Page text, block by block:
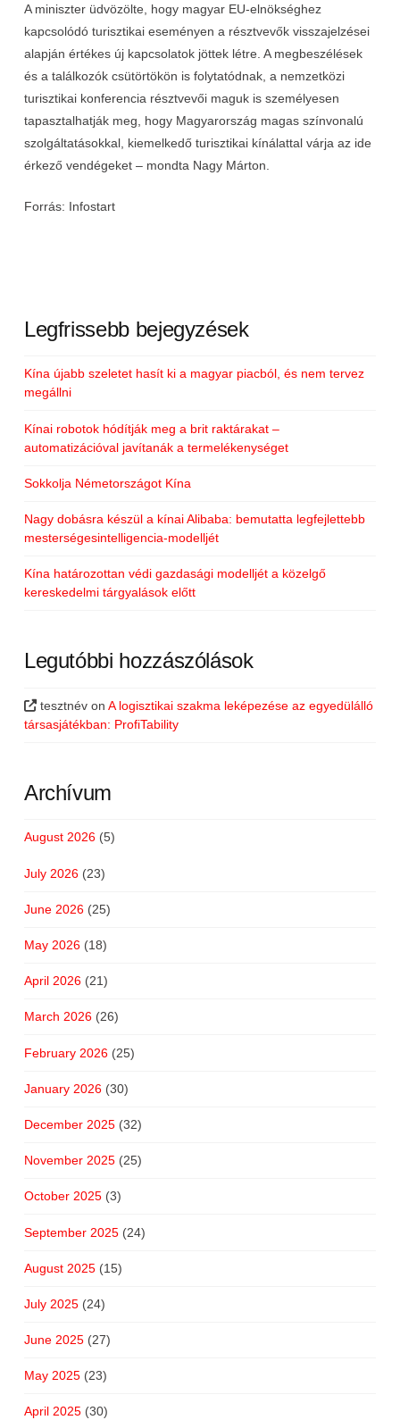
A miniszter üdvözölte, hogy magyar EU-elnökséghez
kapcsolódó turisztikai eseményen a résztvevők visszajelzései
alapján értékes új kapcsolatok jöttek létre. A megbeszélések
és a találkozók csütörtökön is folytatódnak, a nemzetközi
turisztikai konferencia résztvevői maguk is személyesen
tapasztalhatják meg, hogy Magyarország magas színvonalú
szolgáltatásokkal, kiemelkedő turisztikai kínálattal várja az ide
érkező vendégeket – mondta Nagy Márton.
Forrás: Infostart
Legfrissebb bejegyzések
Kína újabb szeletet hasít ki a magyar piacból, és nem tervez
megállni
Kínai robotok hódítják meg a brit raktárakat –
automatizációval javítanák a termelékenységet
Sokkolja Németországot Kína
Nagy dobásra készül a kínai Alibaba: bemutatta legfejlettebb
mesterségesintelligencia-modelljét
Kína határozottan védi gazdasági modelljét a közelgő
kereskedelmi tárgyalások előtt
Legutóbbi hozzászólások
tesztnév onA logisztikai szakma leképezése az egyedülálló
társasjátékban: ProfiTability
Archívum
August 2026(5)
July 2026(23)
June 2026(25)
May 2026(18)
April 2026(21)
March 2026(26)
February 2026(25)
January 2026(30)
December 2025(32)
November 2025(25)
October 2025(3)
September 2025(24)
August 2025(15)
July 2025(24)
June 2025(27)
May 2025(23)
April 2025(30)